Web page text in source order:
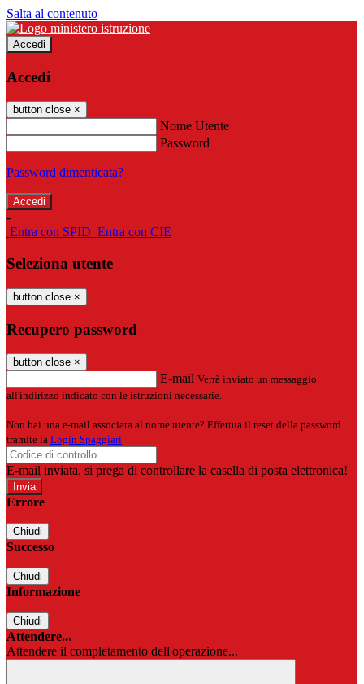
Salta al contenuto
Accedi
Accedi
button close ×
Nome Utente
Password
Password dimenticata?
-
Entra con SPID Entra con CIE
Seleziona utente
button close ×
Recupero password
button close ×
E-mail Verrà inviato un messaggio
all'indirizzo indicato con le istruzioni necessarie.
Non hai una e-mail associata al nome utente? Effettua il reset della password
tramite la Login Spaggiari
E-mail inviata, si prega di controllare la casella di posta elettronica!
Errore
Chiudi
Successo
Chiudi
Informazione
Chiudi
Attendere...
Attendere il completamento dell'operazione...